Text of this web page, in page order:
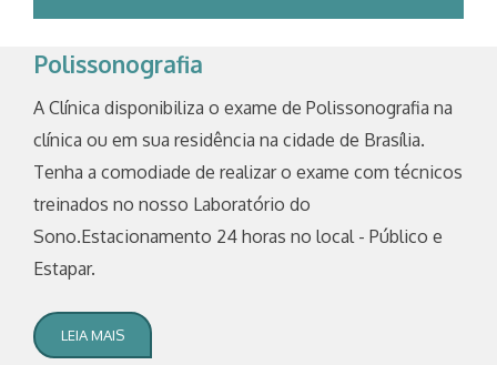
Polissonografia
A Clínica disponibiliza o exame de Polissonografia na
clínica ou em sua residência na cidade de Brasília.
Tenha a comodiade de realizar o exame com técnicos
treinados no nosso Laboratório do
Sono.Estacionamento 24 horas no local - Público e
Estapar.
LEIA MAIS